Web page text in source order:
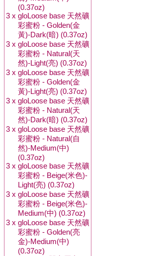
(0.37oz)
3 x gloLoose base 天然礦
彩蜜粉 - Golden(金
黃)-Dark(暗) (0.37oz)
3 x gloLoose base 天然礦
彩蜜粉 - Natural(天
然)-Light(亮) (0.37oz)
3 x gloLoose base 天然礦
彩蜜粉 - Golden(金
黃)-Light(亮) (0.37oz)
3 x gloLoose base 天然礦
彩蜜粉 - Natural(天
然)-Dark(暗) (0.37oz)
3 x gloLoose base 天然礦
彩蜜粉 - Natural(自
然)-Medium(中)
(0.37oz)
3 x gloLoose base 天然礦
彩蜜粉 - Beige(米色)-
Light(亮) (0.37oz)
3 x gloLoose base 天然礦
彩蜜粉 - Beige(米色)-
Medium(中) (0.37oz)
3 x gloLoose base 天然礦
彩蜜粉 - Golden(亮
金)-Medium(中)
(0.37oz)